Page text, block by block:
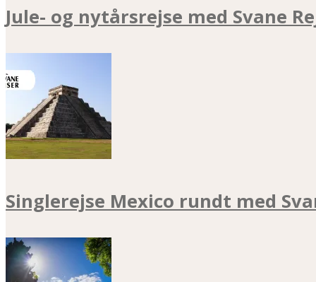
Jule- og nytårsrejse med Svane
Singlerejse Mexico rundt med